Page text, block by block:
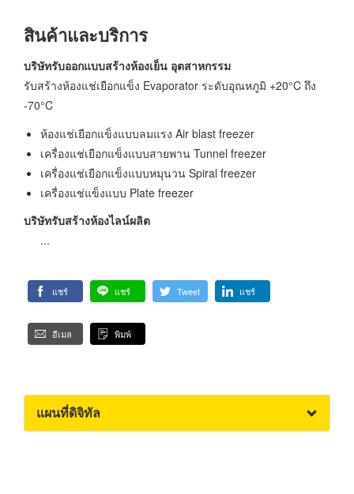
สินค้าและบริการ
บริษัทรับออกแบบสร้างห้องเย็น อุตสาหกรรม
รับสร้างห้องแช่เยือกแข็ง Evaporator ระดับอุณหภูมิ +20°C ถึง
-70°C
ห้องแช่เยือกแข็งแบบลมแรง Air blast freezer
เครื่องแช่เยือกแข็งแบบสายพาน Tunnel freezer
เครื่องแช่เยือกแข็งแบบหมุนวน Spiral freezer
เครื่องแช่แข็งแบบ Plate freezer
บริษัทรับสร้างห้องไลน์ผลิต
...
แชร์ แชร์ Tweet แชร์
อีเมล พิมพ์
แผนที่ดิจิทัล